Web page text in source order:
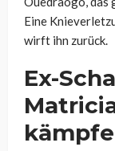
Eine
wirft ihn zurück.
Ex-